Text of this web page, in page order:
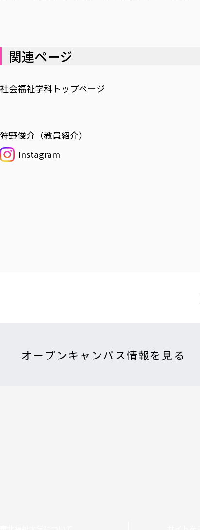
関連ページ
社会福祉学科トップページ
狩野俊介（教員紹介）
Instagram
オープンキャンパス情報を見る